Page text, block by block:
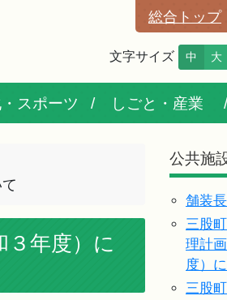
総合トップ
文字サイズ 中 大
スポーツ しごと・産業
３年度）に
公共施
舗装
三股
理計
度）
三股